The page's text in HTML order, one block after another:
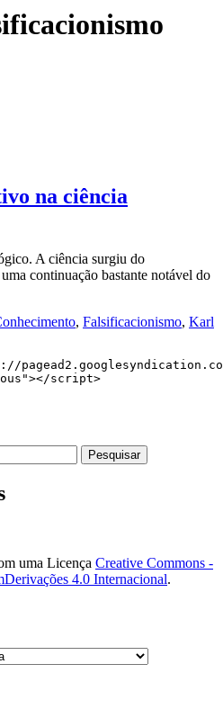
na ciência
A ciência surgiu do
continuação bastante notável do
, Falsificacionismo, Karl
script>
uma Licença Creative Commons -
4.0 Internacional.